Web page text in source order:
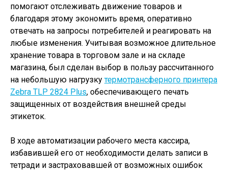
помогают отслеживать движение товаров и
благодаря этому экономить время, оперативно
отвечать на запросы потребителей и реагировать на
любые изменения. Учитывая возможное длительное
хранение товара в торговом зале и на складе
магазина, был сделан выбор в пользу рассчитанного
на небольшую нагрузкутермотрансферного принтера
Zebra TLP 2824 Plus, обеспечивающего печать
защищенных от воздействия внешней среды
этикеток.
В ходе автоматизации рабочего места кассира,
избавившей его от необходимости делать записи в
тетради и застраховавшей от возможных ошибок